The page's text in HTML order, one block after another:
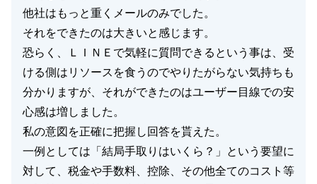
他社はもっと重くメールのみでした。
それをできたのは大きいと感じます。
恐らく、ＬＩＮＥで気軽に質問できるという事は、受
ける側はリソースを食うのでやりたがらない気持ちも
分かりますが、それができたのはユーザー目線での安
心感は増しました。
私の意図を正確に把握し回答を貰えた。
一例としては「結局手取りはいくら？」という要望に
対して、税金や手数料、控除、その他全てのコスト等